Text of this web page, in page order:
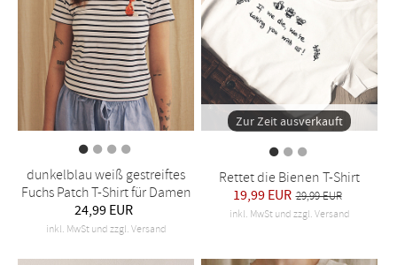
dunkelblau weiß gestreiftes
Fuchs Patch T-Shirt für Damen
24,99 EUR
inkl. MwSt und zzgl. Versand
Zur Zeit ausverkauft
Rettet die Bienen T-Shirt
19,99 EUR 29,99 EUR
inkl. MwSt und zzgl. Versand